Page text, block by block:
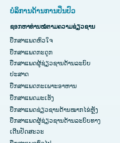
ບໍລິການດ້ານການປິ່ນປົວ
ຊອກຫາທ່ານໝໍຕາມຄວາມຊ່ຽວຊານ
ປຶກສາແພດຫົວໃຈ
ປຶກສາແພດກະດູກ
ປຶກສາແພດຜູ້ຊ່ຽວຊານດ້ານລະບົບ
ປະສາດ
ປຶກສາແພດກະເພາະອາຫານ
ປຶກສາແພດມະເຮັງ
ປຶກສາແພດຊ່ຽວຊານດ້ານໝາກໄຂ່ຫຼັງ
ປຶກສາແພດຜູ້ຊ່ຽວຊານດ້ານລະບົບທາງ
ເດີນປັດສະວະ